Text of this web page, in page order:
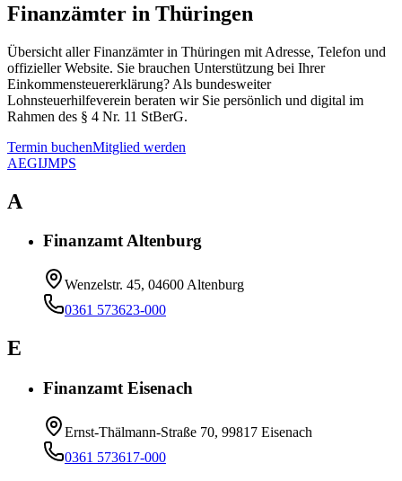
Finanzämter in Thüringen
Übersicht aller Finanzämter in Thüringen mit Adresse, Telefon und
offizieller Website. Sie brauchen Unterstützung bei Ihrer
Einkommensteuererklärung? Als bundesweiter
Lohnsteuerhilfeverein beraten wir Sie persönlich und digital im
Rahmen des § 4 Nr. 11 StBerG.
Termin buchenMitglied werden
AEGIJMPS
A
Finanzamt Altenburg
Wenzelstr. 45, 04600 Altenburg
0361 573623-000
E
Finanzamt Eisenach
Ernst-Thälmann-Straße 70, 99817 Eisenach
0361 573617-000